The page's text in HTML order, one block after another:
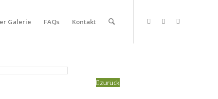
Galerie FAQs Kontakt
zurück